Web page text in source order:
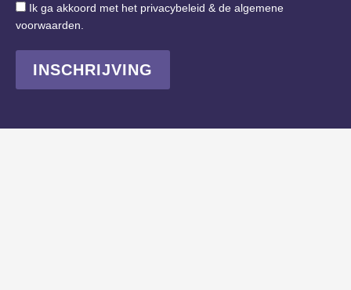
Ik ga akkoord met het privacybeleid & de algemene
voorwaarden.
INSCHRIJVING